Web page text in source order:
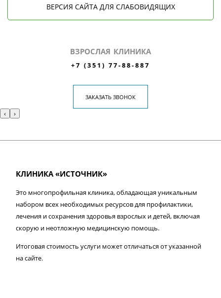
ВЕРСИЯ САЙТА ДЛЯ СЛАБОВИДЯЩИХ
ВЗРОСЛАЯ КЛИНИКА
+7 (351) 77-88-887
ЗАКАЗАТЬ ЗВОНОК
‹ ›
КЛИНИКА «ИСТОЧНИК»
Это многопрофильная клиника, обладающая уникальным
набором всех необходимых ресурсов для профилактики,
лечения и сохранения здоровья взрослых и детей, включая
скорую и неотложную медицинскую помощь.
Итоговая стоимость услуги может отличаться от указанной
на сайте.